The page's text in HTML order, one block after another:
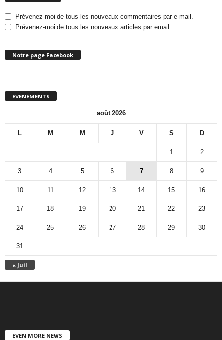
Prévenez-moi de tous les nouveaux commentaires par e-mail.
Prévenez-moi de tous les nouveaux articles par email.
Notre page Facebook
EVENEMENTS
août 2026
L M M J V S D
« Juil
1 2
3 4 5 6 7 8 9
10 11 12 13 14 15 16
17 18 19 20 21 22 23
24 25 26 27 28 29 30
31
EVEN MORE NEWS